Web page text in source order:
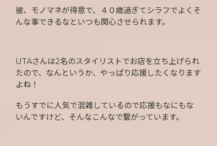
彼、モノマネが得意で、４０歳過ぎてシラフでよくそ
んな事できるなといつも関心させられます。
UTAさんは2名のスタイリストでお店を立ち上げられ
たので、なんというか、やっぱり応援したくなります
よね！
もうすでに人気で混雑しているので応援もなにもな
いんですけど、そんなこんなで繋がっています。